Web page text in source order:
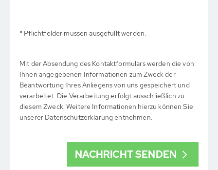
* Pflichtfelder müssen ausgefüllt werden.
Mit der Absendung des Kontaktformulars werden die von
Ihnen angegebenen Informationen zum Zweck der
Beantwortung Ihres Anliegens von uns gespeichert und
verarbeitet. Die Verarbeitung erfolgt ausschließlich zu
diesem Zweck. Weitere Informationen hierzu können Sie
unserer Datenschutzerklärung entnehmen.